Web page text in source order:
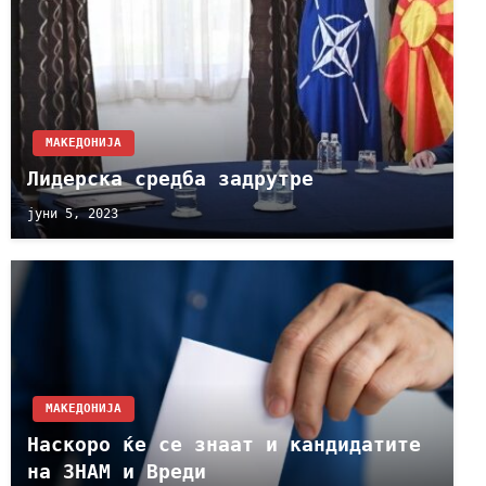
МАКЕДОНИЈА
Лидерска средба задрутре
јуни 5, 2023
МАКЕДОНИЈА
Наскоро ќе се знаат и кандидатите
на ЗНАМ и Вреди